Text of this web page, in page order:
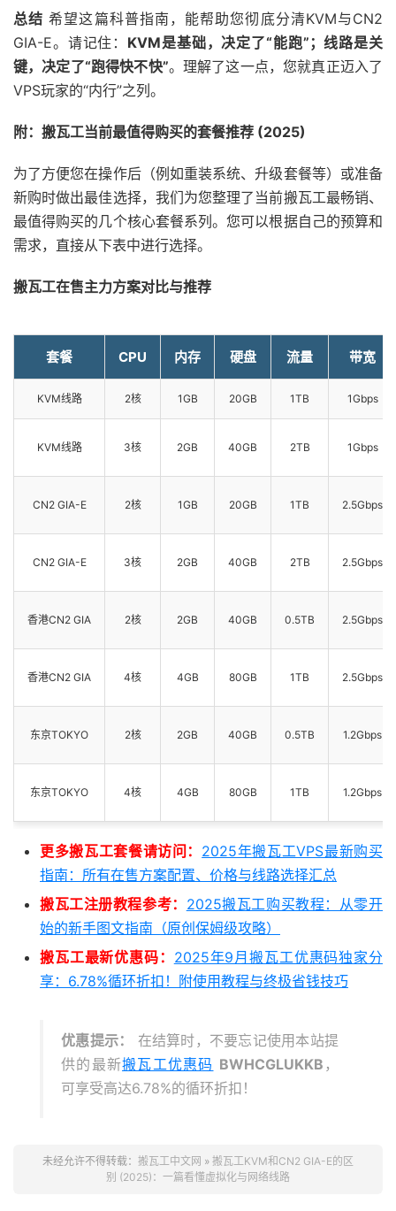
总结 希望这篇科普指南，能帮助您彻底分清KVM与CN2
GIA-E。请记住： KVM是基础，决定了“能跑”；线路是关
键，决定了“跑得快不快”。理解了这一点，您就真正迈入了
VPS玩家的“内行”之列。
附：搬瓦工当前最值得购买的套餐推荐 (2025)
为了方便您在操作后（例如重装系统、升级套餐等）或准备
新购时做出最佳选择，我们为您整理了当前搬瓦工最畅销、
最值得购买的几个核心套餐系列。您可以根据自己的预算和
需求，直接从下表中进行选择。
搬瓦工在售主力方案对比与推荐
套餐 CPU 内存 硬盘 流量 带宽
KVM线路 2核 1GB 20GB 1TB 1Gbps
KVM线路 3核 2GB 40GB 2TB 1Gbps
CN2 GIA-E 2核 1GB 20GB 1TB 2.5Gbps
CN2 GIA-E 3核 2GB 40GB 2TB 2.5Gbps
香港CN2 GIA 2核 2GB 40GB 0.5TB 2.5Gbps
香港CN2 GIA 4核 4GB 80GB 1TB 2.5Gbps
东京TOKYO 2核 2GB 40GB 0.5TB 1.2Gbps
东京TOKYO 4核 4GB 80GB 1TB 1.2Gbps
更多搬瓦工套餐请访问： 2025年搬瓦工VPS最新购买
指南：所有在售方案配置、价格与线路选择汇总
搬瓦工注册教程参考： 2025搬瓦工购买教程：从零开
始的新手图文指南（原创保姆级攻略）
搬瓦工最新优惠码： 2025年9月搬瓦工优惠码独家分
享：6.78%循环折扣！附使用教程与终极省钱技巧
优惠提示：
在结算时，不要忘记使用本站提
供的最新搬瓦工优惠码 BWHCGLUKKB ，
可享受高达6.78%的循环折扣！
未经允许不得转载： 搬瓦工中文网 » 搬瓦工KVM和CN2 GIA-E的区
别 (2025)：一篇看懂虚拟化与网络线路